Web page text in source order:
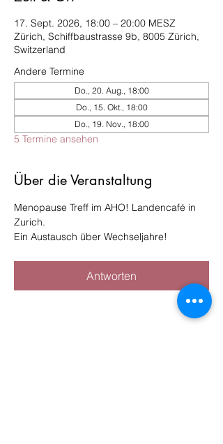
17. Sept. 2026, 18:00 – 20:00 MESZ
Zürich, Schiffbaustrasse 9b, 8005 Zürich,
Switzerland
Andere Termine
Do., 20. Aug., 18:00
Do., 15. Okt., 18:00
Do., 19. Nov., 18:00
5 Termine ansehen
Über die Veranstaltung
Menopause Treff im AHO! Landencafé in
Zurich.
Ein Austausch über Wechseljahre!
Antworten